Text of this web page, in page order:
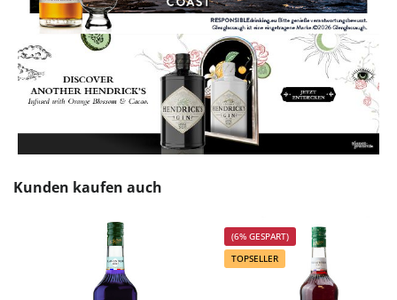
Produktgalerie überspringen
Kunden kaufen auch
(6% GESPART)
TOPSELLER